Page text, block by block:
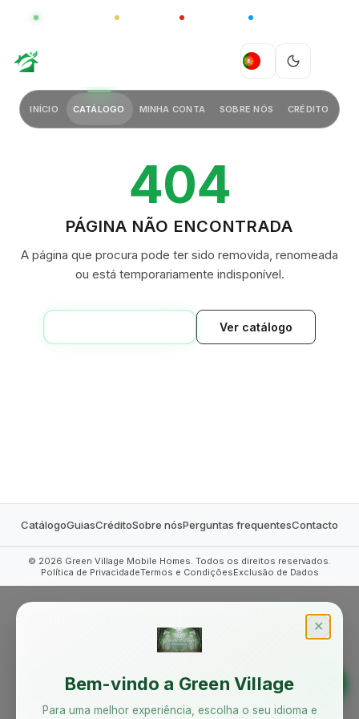
GLOBAL CHINA
PT
INÍCIO CATÁLOGO MINHA CONTA SOBRE NÓS CRÉDITO
404
PÁGINA NÃO ENCONTRADA
A página que procura pode ter sido removida, renomeada
ou está temporariamente indisponível.
Ver catálogo
CatálogoGuiasCréditoSobre nósPerguntas frequentesContacto
© 2026 Green Village Mobile Homes. Todos os direitos reservados.
Política de PrivacidadeTermos e CondiçõesExclusão de Dados
✕
Bem-vindo a Green Village
Para uma melhor experiência, escolha o seu idioma e